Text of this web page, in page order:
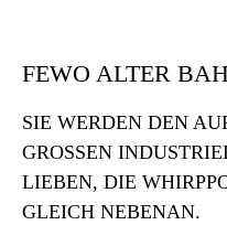
FEWO ALTER
SIE WERDEN DEN
GROSSEN
IEBEN, DIE
LEICH NEBENAN.